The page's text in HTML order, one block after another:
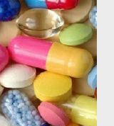
trẻ em được
đó có 3 nhóm
học là: Sơ sinh (0
và trẻ em (1 - 12
liệu chia thành 2
và nhóm trẻ lớn từ 6
XEM THÊM »